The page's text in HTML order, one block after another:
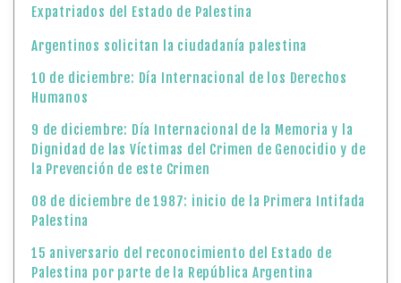
Expatriados del Estado de Palestina
Argentinos solicitan la ciudadanía palestina
10 de diciembre: Día Internacional de los Derechos
Humanos
9 de diciembre: Día Internacional de la Memoria y la
Dignidad de las Víctimas del Crimen de Genocidio y de
la Prevención de este Crimen
08 de diciembre de 1987: inicio de la Primera Intifada
Palestina
15 aniversario del reconocimiento del Estado de
Palestina por parte de la República Argentina